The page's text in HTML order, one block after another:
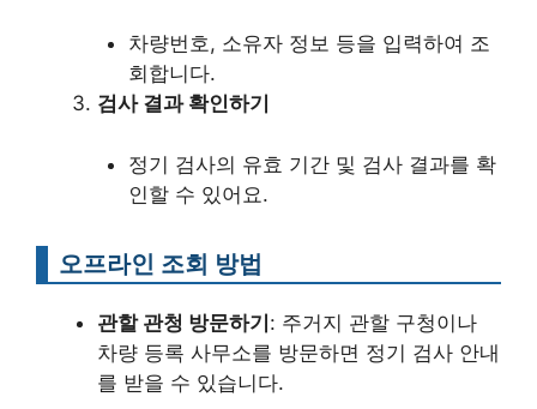
차량번호, 소유자 정보 등을 입력하여 조
회합니다.
검사 결과 확인하기
정기 검사의 유효 기간 및 검사 결과를 확
인할 수 있어요.
오프라인 조회 방법
관할 관청 방문하기: 주거지 관할 구청이나
차량 등록 사무소를 방문하면 정기 검사 안내
를 받을 수 있습니다.